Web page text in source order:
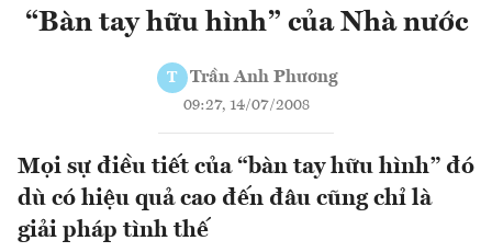
“Bàn tay hữu hình” của Nhà nước
T Trần Anh Phương
09:27, 14/07/2008
Mọi sự điều tiết của “bàn tay hữu hình” đó
dù có hiệu quả cao đến đâu cũng chỉ là
giải pháp tình thế